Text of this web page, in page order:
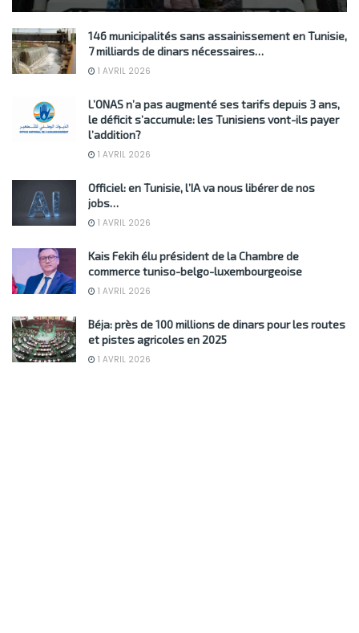
146 municipalités sans assainissement en Tunisie,
7 milliards de dinars nécessaires…
1 AVRIL 2026
L’ONAS n’a pas augmenté ses tarifs depuis 3 ans,
le déficit s’accumule: les Tunisiens vont-ils payer
l’addition?
1 AVRIL 2026
Officiel: en Tunisie, l’IA va nous libérer de nos
jobs…
1 AVRIL 2026
Kais Fekih élu président de la Chambre de
commerce tuniso-belgo-luxembourgeoise
1 AVRIL 2026
Béja: près de 100 millions de dinars pour les routes
et pistes agricoles en 2025
1 AVRIL 2026